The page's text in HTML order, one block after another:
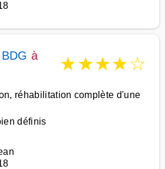
à
★★★★☆
réhabilitation complète d'une
définis